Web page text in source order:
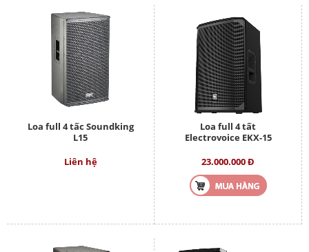
Loa full 4 tấc Soundking
L15
Liên hệ
Loa full 4 tất
Electrovoice EKX-15
23.000.000 Đ